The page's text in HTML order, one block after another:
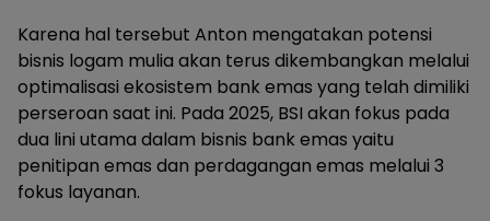
Karena hal tersebut Anton mengatakan potensi
bisnis logam mulia akan terus dikembangkan melalui
optimalisasi ekosistem bank emas yang telah dimiliki
perseroan saat ini. Pada 2025, BSI akan fokus pada
dua lini utama dalam bisnis bank emas yaitu
penitipan emas dan perdagangan emas melalui 3
fokus layanan.